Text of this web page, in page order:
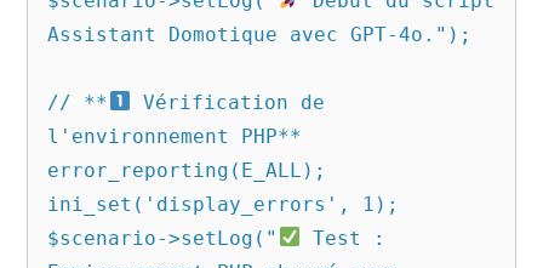
Assistant Domotique avec GPT-4o.");
// **
Vérification de
l'environnement PHP**
error_reporting(E_ALL);
ini_set('display_errors', 1);
$scenario->setLog("
Test :